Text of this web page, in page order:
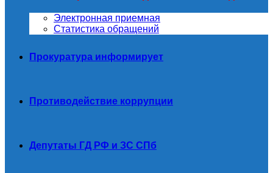
Электронная приемная
Статистика обращений
Прокуратура информирует
Противодействие коррупции
Депутаты ГД РФ и ЗС СПб